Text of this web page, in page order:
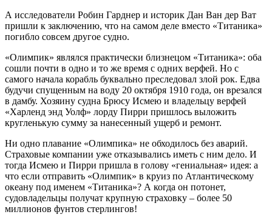
А исследователи Робин Гарднер и историк Дан Ван дер Ват
пришли к заключению, что на самом деле вместо «Титаника»
погибло совсем другое судно.
«Олимпик» являлся практически близнецом «Титаника»: оба
сошли почти в одно и то же время с одних верфей. Но с
самого начала корабль буквально преследовал злой рок. Едва
будучи спущенным на воду 20 октября 1910 года, он врезался
в дамбу. Хозяину судна Брюсу Исмею и владельцу верфей
«Харленд энд Уолф» лорду Пирри пришлось выложить
кругленькую сумму за нанесенный ущерб и ремонт.
Ни одно плавание «Олимпика» не обходилось без аварий.
Страховые компании уже отказывались иметь с ним дело. И
тогда Исмею и Пирри пришла в голову «гениальная» идея: а
что если отправить «Олимпик» в круиз по Атлантическому
океану под именем «Титаника»? А когда он потонет,
судовладельцы получат крупную страховку – более 50
миллионов фунтов стерлингов!